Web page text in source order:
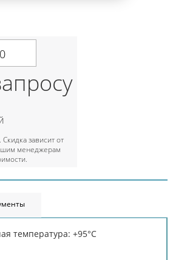
зависит от
менеджерам
температура: +95°С